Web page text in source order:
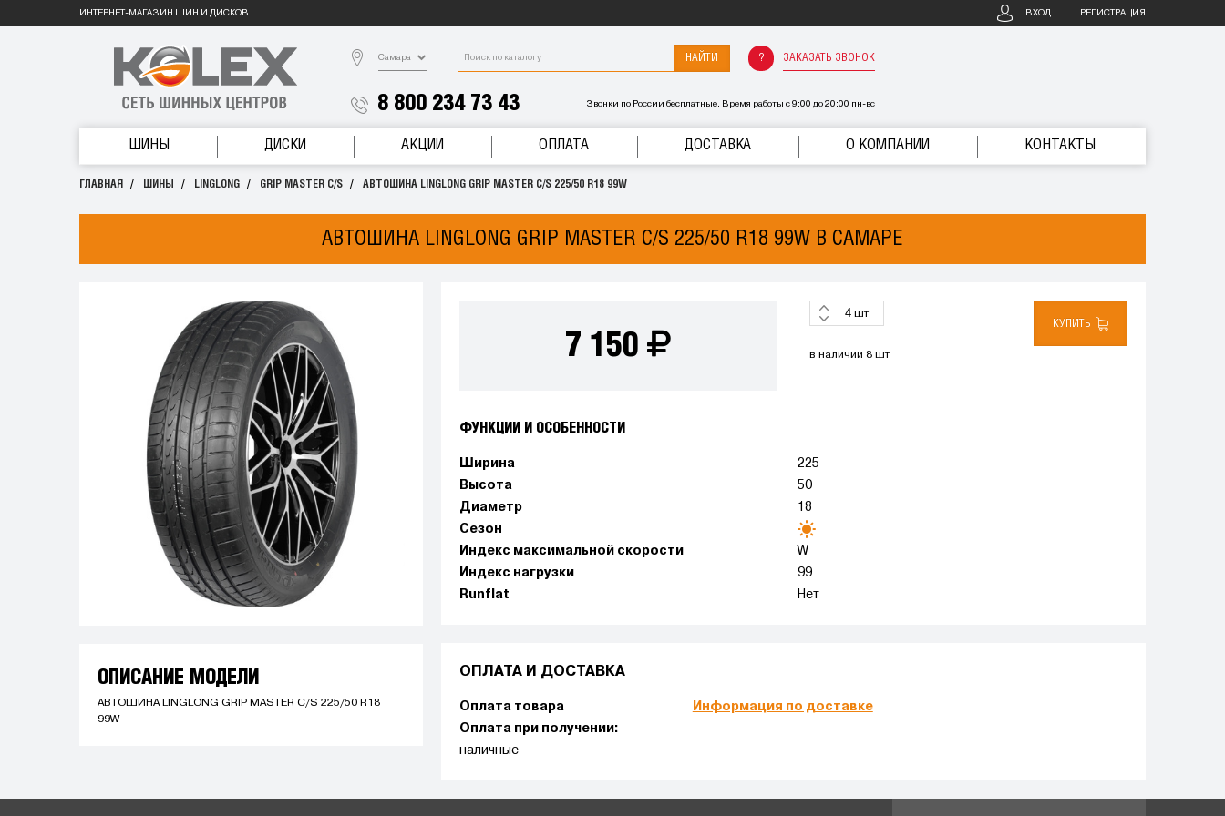
ИНТЕРНЕТ-МАГАЗИН ШИН И ДИСКОВ ВХОД РЕГИСТРАЦИЯ
Самара НАЙТИ ЗАКАЗАТЬ ЗВОНОК
8 800 234 73 43 Звонки по России бесплатные. Время работы с 9:00 до 20:00 пн-вс
ШИНЫ ДИСКИ АКЦИИ ОПЛАТА ДОСТАВКА О КОМПАНИИ КОНТАКТЫ
ГЛАВНАЯ ШИНЫ LINGLONG GRIP MASTER C/S АВТОШИНА LINGLONG GRIP MASTER C/S 225/50 R18 99W
АВТОШИНА LINGLONG GRIP MASTER C/S 225/50 R18 99W В САМАРЕ
ОПИСАНИЕ МОДЕЛИ
АВТОШИНА LINGLONG GRIP MASTER C/S 225/50 R18
99W
7 150
шт
КУПИТЬ
в наличии 8 шт
ФУНКЦИИ И ОСОБЕННОСТИ
Ширина
225
Высота
50
Диаметр
18
Сезон
Индекс максимальной скорости
W
Индекс нагрузки
99
Runflat
Нет
ОПЛАТА И ДОСТАВКА
Оплата товара
Оплата при получении:
наличные
Информация по доставке